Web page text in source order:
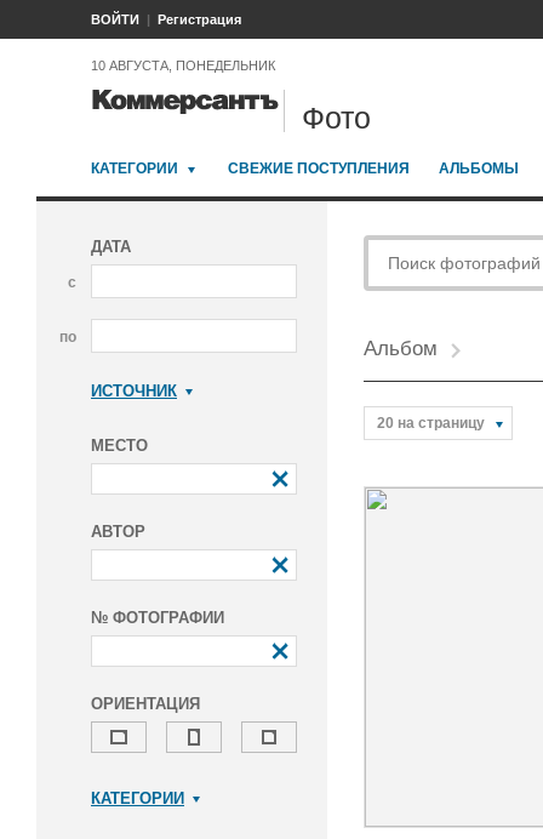
ВОЙТИ Регистрация
10 АВГУСТА, ПОНЕДЕЛЬНИК
Фото
КАТЕГОРИИ СВЕЖИЕ ПОСТУПЛЕНИЯ АЛЬБОМЫ
ДАТА
с
по
ИСТОЧНИК
МЕСТО
АВТОР
№ ФОТОГРАФИИ
ОРИЕНТАЦИЯ
КАТЕГОРИИ
Альбом
20 на страницу